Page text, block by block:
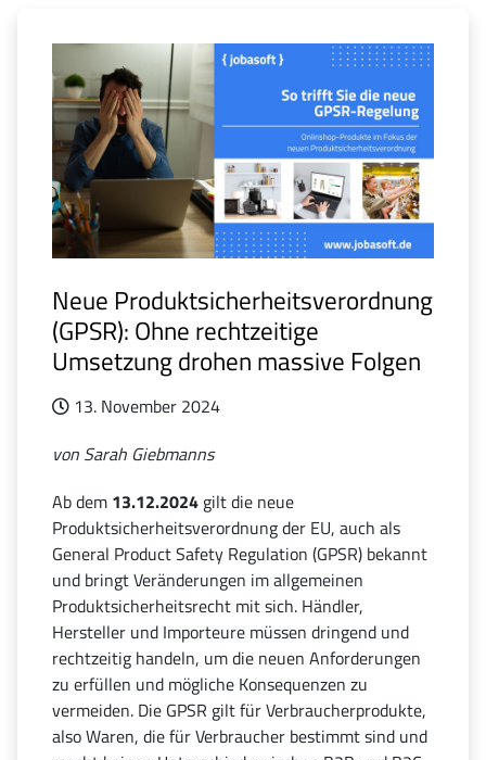
Neue Produktsicherheitsverordnung
(GPSR): Ohne rechtzeitige
Umsetzung drohen massive Folgen
13. November 2024
von Sarah Giebmanns
Ab dem 13.12.2024 gilt die neue
Produktsicherheitsverordnung der EU, auch als
General Product Safety Regulation (GPSR) bekannt
und bringt Veränderungen im allgemeinen
Produktsicherheitsrecht mit sich. Händler,
Hersteller und Importeure müssen dringend und
rechtzeitig handeln, um die neuen Anforderungen
zu erfüllen und mögliche Konsequenzen zu
vermeiden. Die GPSR gilt für Verbraucherprodukte,
also Waren, die für Verbraucher bestimmt sind und